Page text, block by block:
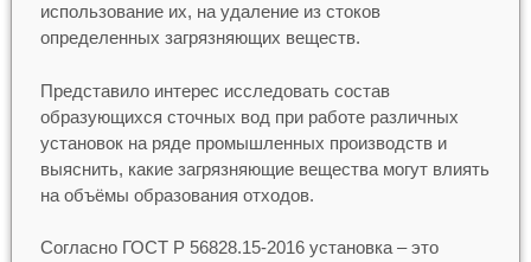
использование их, на удаление из стоков
определенных загрязняющих веществ.
Представило интерес исследовать состав
образующихся сточных вод при работе различных
установок на ряде промышленных производств и
выяснить, какие загрязняющие вещества могут влиять
на объёмы образования отходов.
Согласно ГОСТ Р 56828.15-2016 установка – это